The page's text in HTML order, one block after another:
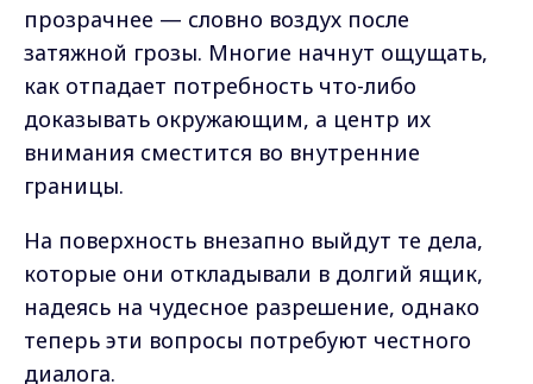
прозрачнее — словно воздух после
затяжной грозы. Многие начнут ощущать,
как отпадает потребность что-либо
доказывать окружающим, а центр их
внимания сместится во внутренние
границы.
На поверхность внезапно выйдут те дела,
которые они откладывали в долгий ящик,
надеясь на чудесное разрешение, однако
теперь эти вопросы потребуют честного
диалога.